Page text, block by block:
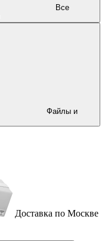
Доставка по Москве